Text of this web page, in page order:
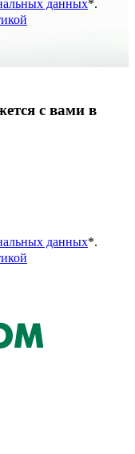
данных*.
с вами в
данных*.